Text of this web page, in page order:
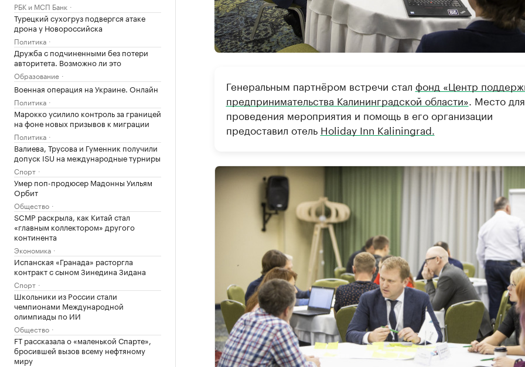
РБК и МСП Банк
Турецкий сухогруз подвергся атаке
дрона у Новороссийска
Политика
Дружба с подчиненными без потери
авторитета. Возможно ли это
Образование
Военная операция на Украине. Онлайн
Политика
Марокко усилило контроль за границей
на фоне новых призывов к миграции
Политика
Валиева, Трусова и Гуменник получили
допуск ISU на международные турниры
Спорт
Умер поп-продюсер Мадонны Уильям
Орбит
Общество
SCMP раскрыла, как Китай стал
«главным коллектором» другого
континента
Экономика
Испанская «Гранада» расторгла
контракт с сыном Зинедина Зидана
Спорт
Школьники из России стали
чемпионами Международной
олимпиады по ИИ
Общество
FT рассказала о «маленькой Спарте»,
бросившей вызов всему нефтяному
миру
Генеральным партнёром встречи стал фонд «Центр
предпринимательства Калининградской области» . Место для
проведения мероприятия и помощь в его организации
предоставил отель Holiday Inn Kaliningrad.